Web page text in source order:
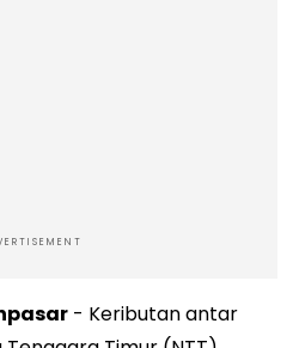
- Keributan antar